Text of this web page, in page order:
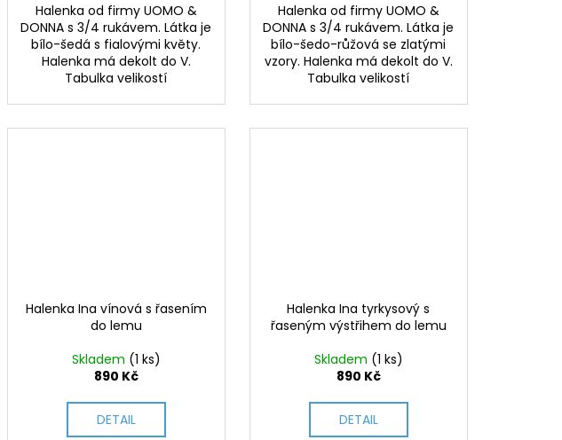
Halenka od firmy UOMO &
DONNA s 3/4 rukávem. Látka je
bílo-šedá s fialovými květy.
Halenka má dekolt do V.
Tabulka velikostí
Halenka od firmy UOMO &
DONNA s 3/4 rukávem. Látka je
bílo-šedo-růžová se zlatými
vzory. Halenka má dekolt do V.
Tabulka velikostí
Halenka Ina vínová s řasením
do lemu
Skladem (1 ks)
890 Kč
DETAIL
Halenka Ina tyrkysový s
řaseným výstřihem do lemu
Skladem (1 ks)
890 Kč
DETAIL